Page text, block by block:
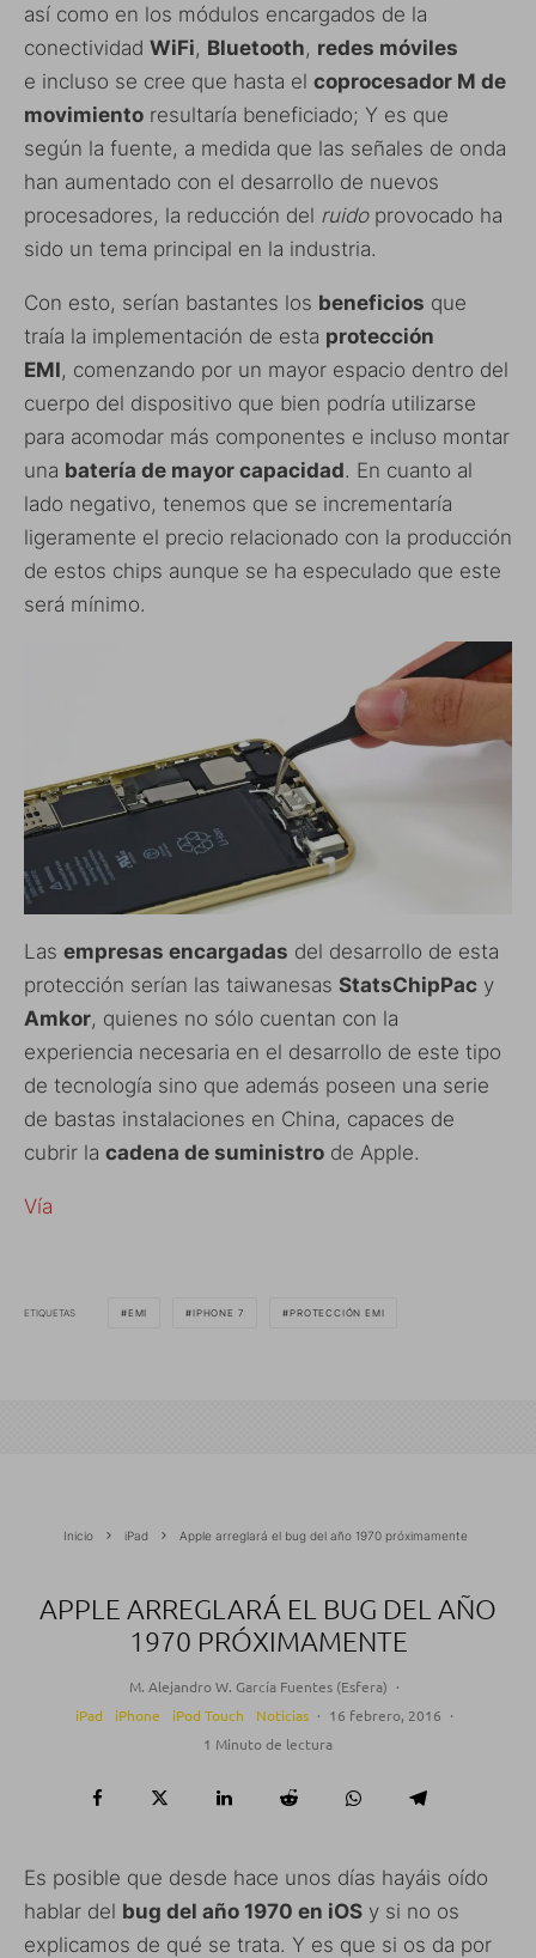
así como en los módulos encargados de la
conectividad WiFi, Bluetooth, redes móviles
e incluso se cree que hasta el coprocesador M de
movimiento resultaría beneficiado; Y es que
según la fuente, a medida que las señales de onda
han aumentado con el desarrollo de nuevos
procesadores, la reducción del ruidoprovocado ha
sido un tema principal en la industria.
Con esto, serían bastantes los beneficios que
traía la implementación de esta protección
EMI, comenzando por un mayor espacio dentro del
cuerpo del dispositivo que bien podría utilizarse
para acomodar más componentes e incluso montar
una batería de mayor capacidad. En cuanto al
lado negativo, tenemos que se incrementaría
ligeramente el precio relacionado con la producción
de estos chips aunque se ha especulado que este
será mínimo.
Las empresas encargadas del desarrollo de esta
protección serían las taiwanesas StatsChipPac y
Amkor, quienes no sólo cuentan con la
experiencia necesaria en el desarrollo de este tipo
de tecnología sino que además poseen una serie
de bastas instalaciones en China, capaces de
cubrir la cadena de suministro de Apple.
Vía
ETIQUETAS EMI IPHONE 7 PROTECCIÓN EMI
Inicio iPad Apple arreglará el bug del año 1970 próximamente
APPLE ARREGLARÁ EL BUG DEL AÑO
1970 PRÓXIMAMENTE
M. Alejandro W. García Fuentes (Esfera) ·
iPad
iPhone iPod Touch Noticias · 16 febrero, 2016 ·
1 Minuto de lectura
Es posible que desde hace unos días hayáis oído
hablar del bug del año 1970 en iOS y si no os
explicamos de qué se trata. Y es que si os da por